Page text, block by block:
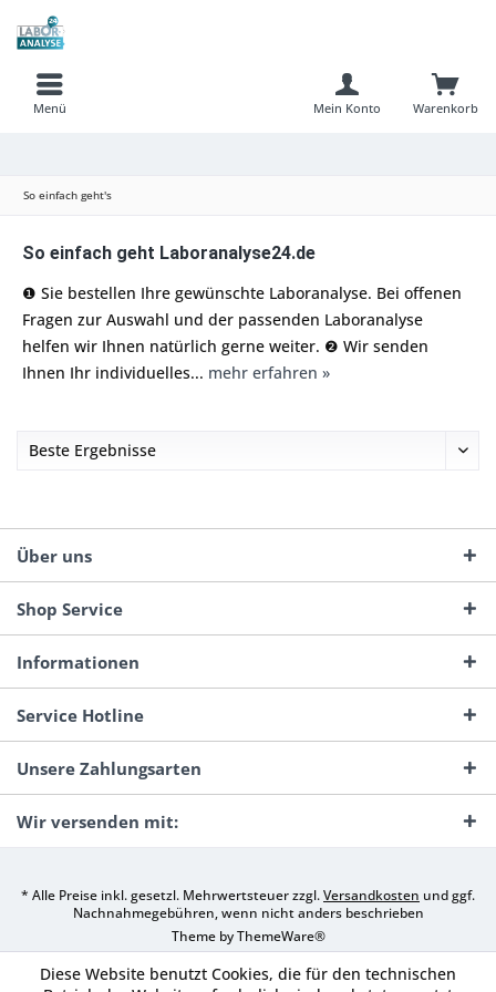
Menü Warenkorb
Mein Konto
So einfach geht's
So einfach geht Laboranalyse24.de
❶ Sie bestellen Ihre gewünschte Laboranalyse. Bei offenen
Fragen zur Auswahl und der passenden Laboranalyse
helfen wir Ihnen natürlich gerne weiter. ❷ Wir senden
Ihnen Ihr individuelles... mehr erfahren »
Über uns
Shop Service
Informationen
Service Hotline
Unsere Zahlungsarten
Wir versenden mit:
* Alle Preise inkl. gesetzl. Mehrwertsteuer zzgl.Versandkosten und ggf.
Nachnahmegebühren, wenn nicht anders beschrieben
Theme byThemeWare®
Diese Website benutzt Cookies, die für den technischen